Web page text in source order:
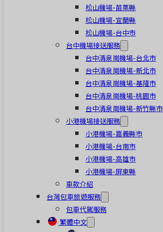
松山機場-苗栗縣
松山機場-宜蘭縣
松山機場-台中市
台中機場接送服務
台中清泉崗機場-台北市
台中清泉崗機場-新北市
台中清泉崗機場-基隆市
台中清泉崗機場-桃園市
台中清泉崗機場-新竹縣市
小港機場接送服務
小港機場-嘉義縣市
小港機場-台南市
小港機場-高雄市
小港機場-屏東縣
車款介紹
台灣包車旅遊服務
包車代駕服務
繁體中文